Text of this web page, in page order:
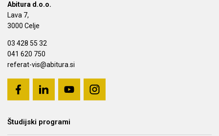
Abitura d.o.o.
Lava 7,
3000 Celje
03 428 55 32
041 620 750
referat-vis@abitura.si
Študijski programi